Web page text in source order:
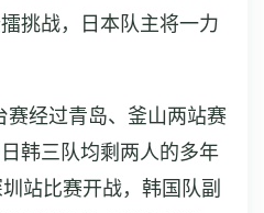
挑战，日本队主将一力
经过青岛、釜山两站赛
韩三队均剩两人的多年
站比赛开战，韩国队副